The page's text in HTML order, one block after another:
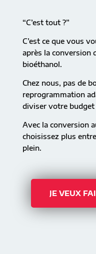
“C’est tout ?”
C’est ce que vous
après la conversion
bioéthanol.
Chez nous, pas de
reprogrammation
diviser votre budget
Avec la conversion
choisissez plus
plein.
JE VEUX